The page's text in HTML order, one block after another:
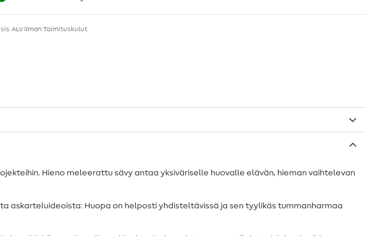
sis. ALV ilman Toimituskulut
Hieno meleerattu sävy antaa yksiväriselle huovalle elävän, hieman vaihtelevan
askarteluideoista: Huopa on helposti yhdisteltävissä ja sen tyylikäs tummanharmaa